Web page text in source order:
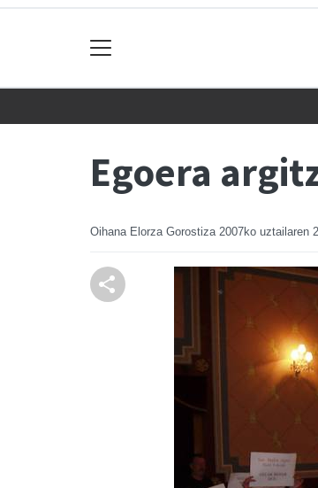
Egoera
Oihana Elorza Gorostiza 2007ko uztailaren